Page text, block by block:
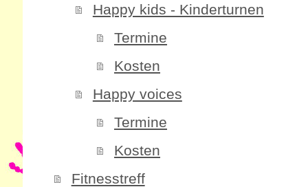
Happy kids - Kinderturnen
Termine
Kosten
Happy voices
Termine
Kosten
Fitnesstreff